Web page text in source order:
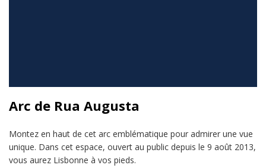
Arc de Rua Augusta
Montez en haut de cet arc emblématique pour admirer une vue
unique. Dans cet espace, ouvert au public depuis le 9 août 2013,
vous aurez Lisbonne à vos pieds.